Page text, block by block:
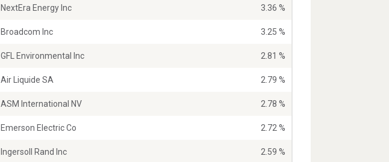
NextEra Energy Inc 3.36 %
Broadcom Inc 3.25 %
GFL Environmental Inc 2.81 %
Air Liquide SA 2.79 %
ASM International NV 2.78 %
Emerson Electric Co 2.72 %
Ingersoll Rand Inc 2.59 %